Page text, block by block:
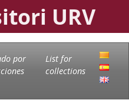
URV
por
List for
collections